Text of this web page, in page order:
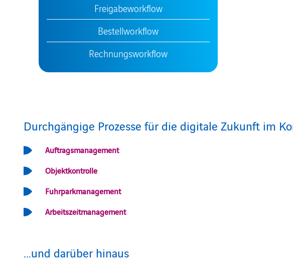
Freigabeworkflow
Bestellworkflow
Rechnungsworkflow
Durchgängige Prozesse für die digitale Zukunft im
Auftragsmanagement
Objektkontrolle
Fuhrparkmanagement
Arbeitszeitmanagement
...und darüber hinaus